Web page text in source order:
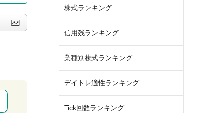
株式ランキング
信用残ランキング
業種別株式ランキング
デイトレ適性ランキング
Tick回数ランキング